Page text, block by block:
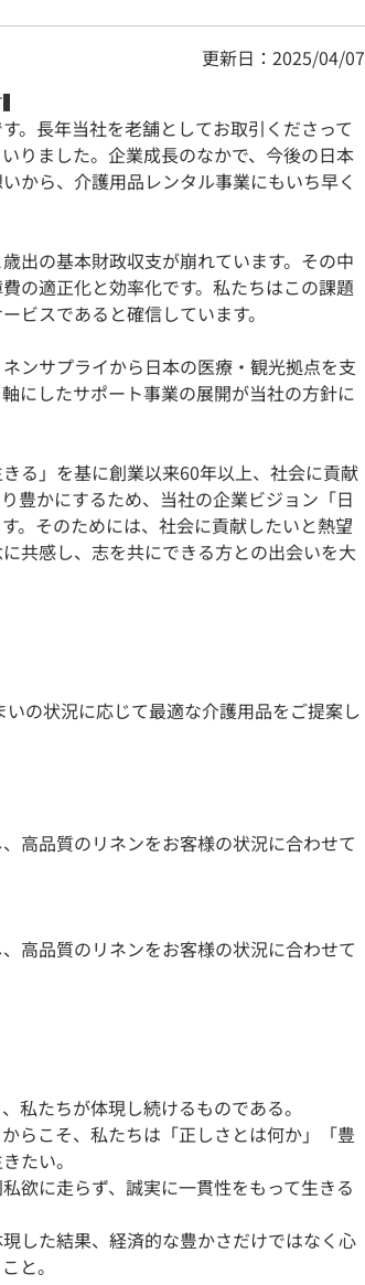
更新日：2025/04/07
。長年当社を老舗としてお取引くださって
りました。企業成長のなかで、今後の日本
から、介護用品レンタル事業にもいち早く
出の基本財政収支が崩れています。その中
の適正化と効率化です。私たちはこの課題
ビスであると確信しています。
ンサプライから日本の医療・観光拠点を支
にしたサポート事業の展開が当社の方針に
る」を基に創業以来60年以上、社会に貢献
豊かにするため、当社の企業ビジョン「日
。そのためには、社会に貢献したいと熱望
共感し、志を共にできる方との出会いを大
の状況に応じて最適な介護用品をご提案し
高品質のリネンをお客様の状況に合わせて
高品質のリネンをお客様の状況に合わせて
私たちが体現し続けるものである。
らこそ、私たちは「正しさとは何か」「豊
たい。
欲に走らず、誠実に一貫性をもって生きる
した結果、経済的な豊かさだけではなく心
と。